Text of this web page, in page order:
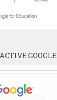
GOOGLE